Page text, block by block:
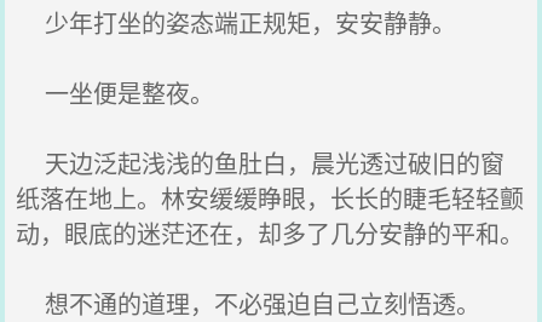
少年打坐的姿态端正规矩，安安静静。
一坐便是整夜。
天边泛起浅浅的鱼肚白，晨光透过破旧的窗
纸落在地上。林安缓缓睁眼，长长的睫毛轻轻颤
动，眼底的迷茫还在，却多了几分安静的平和。
想不通的道理，不必强迫自己立刻悟透。